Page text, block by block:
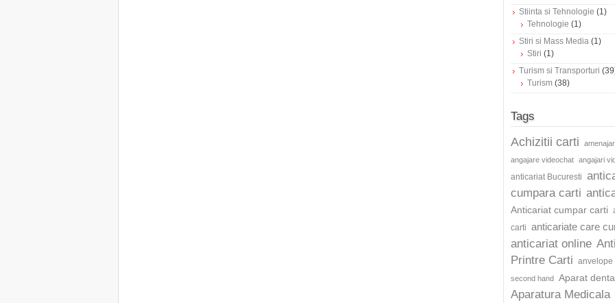
Stiinta si Tehnologie (1)
Tehnologie (1)
Stiri si Mass Media (1)
Stiri (1)
Turism si Transporturi
Turism (38)
Tags
Achizitii carti
angajare videochat angajari
anticariat Bucuresti
cumpara carti
Anticariat cumpar carti
carti anticariate care
anticariat online
Printre Carti anvelope
second hand Aparat
Aparatura Medicala